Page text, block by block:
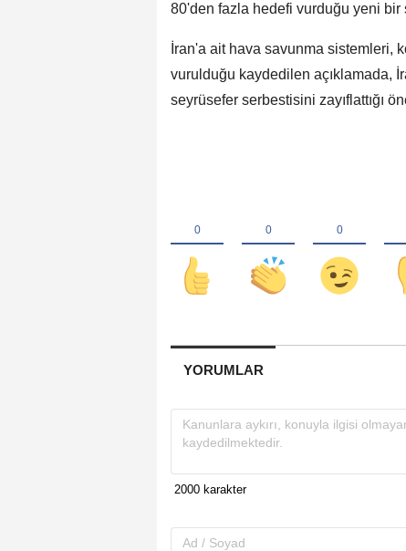
80'den fazla hedefi vurduğu yeni bir
İran'a ait hava savunma sistemleri,
vurulduğu kaydedilen açıklamada,
seyrüsefer serbestisini zayıflattığı
YORUMLAR